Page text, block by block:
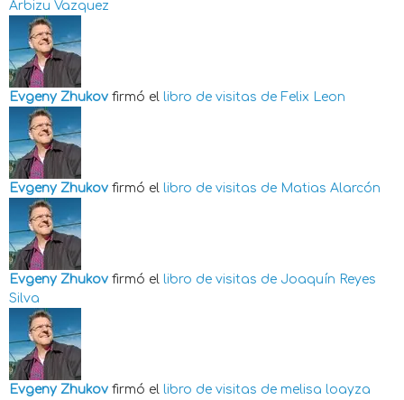
Arbizu Vazquez
Evgeny Zhukov firmó el libro de visitas de Felix Leon
Evgeny Zhukov firmó el libro de visitas de Matias Alarcón
Evgeny Zhukov firmó el libro de visitas de Joaquín Reyes
Silva
Evgeny Zhukov firmó el libro de visitas de melisa loayza